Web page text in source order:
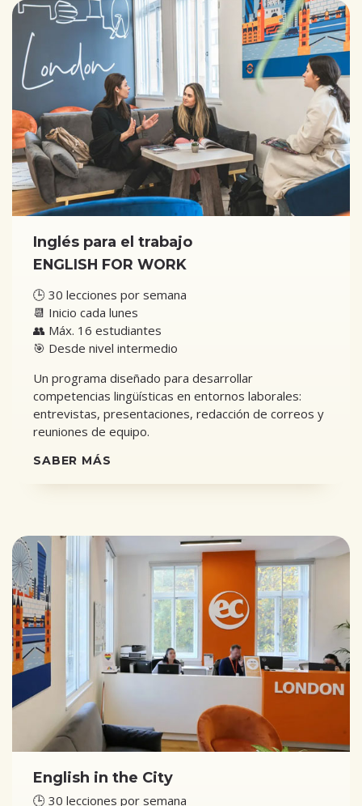
Inglés para el trabajo
ENGLISH FOR WORK
🕒 30 lecciones por semana
📆 Inicio cada lunes
👥 Máx. 16 estudiantes
🎯 Desde nivel intermedio
Un programa diseñado para desarrollar
competencias lingüísticas en entornos laborales:
entrevistas, presentaciones, redacción de correos y
reuniones de equipo.
SABER MÁS
English in the City
🕒 30 lecciones por semana